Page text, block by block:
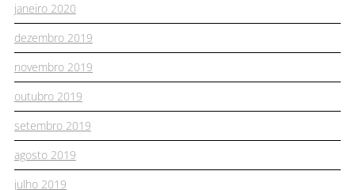
janeiro 2020
dezembro 2019
novembro 2019
outubro 2019
setembro 2019
agosto 2019
julho 2019